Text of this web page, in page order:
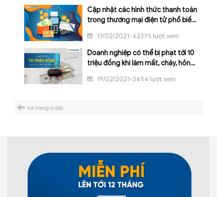
Cập nhật các hình thức thanh toán
trong thương mại điện tử phổ biến
17/02/2021-42375 lượt xem
Doanh nghiệp có thể bị phạt tới 10
triệu đồng khi làm mất, cháy, hỏng
19/02/2021-3454 lượt xem
Về trang trước